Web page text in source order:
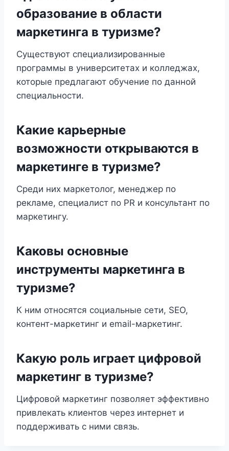
образование в области
маркетинга в туризме?
Существуют специализированные
программы в университетах и колледжах,
которые предлагают обучение по данной
специальности.
Какие карьерные
возможности открываются в
маркетинге в туризме?
Среди них маркетолог, менеджер по
рекламе, специалист по PR и консультант по
маркетингу.
Каковы основные
инструменты маркетинга в
туризме?
К ним относятся социальные сети, SEO,
контент-маркетинг и email-маркетинг.
Какую роль играет цифровой
маркетинг в туризме?
Цифровой маркетинг позволяет эффективно
привлекать клиентов через интернет и
поддерживать с ними связь.